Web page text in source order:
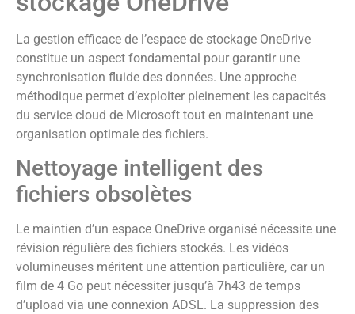
La gestion efficace de l’espace de stockage OneDrive
constitue un aspect fondamental pour garantir une
synchronisation fluide des données. Une approche
méthodique permet d’exploiter pleinement les capacités
du service cloud de Microsoft tout en maintenant une
organisation optimale des fichiers.
Nettoyage intelligent des
fichiers obsolètes
Le maintien d’un espace OneDrive organisé nécessite une
révision régulière des fichiers stockés. Les vidéos
volumineuses méritent une attention particulière, car un
film de 4 Go peut nécessiter jusqu’à 7h43 de temps
d’upload via une connexion ADSL. La suppression des